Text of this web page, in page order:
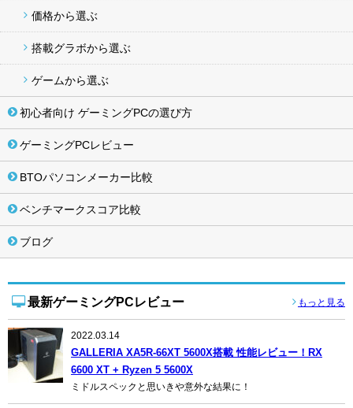
価格から選ぶ
搭載グラボから選ぶ
ゲームから選ぶ
初心者向け ゲーミングPCの選び方
ゲーミングPCレビュー
BTOパソコンメーカー比較
ベンチマークスコア比較
ブログ
最新ゲーミングPCレビュー もっと見る
2022.03.14
GALLERIA XA5R-66XT 5600X搭載 性能レビュー！RX
6600 XT + Ryzen 5 5600X
ミドルスペックと思いきや意外な結果に！